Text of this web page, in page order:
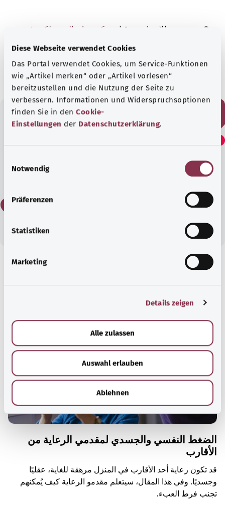
Diese Webseite verwendet Cookies
Das Portal verwendet Cookies, um Service-Funktionen
wie „Artikel merken“ oder „Artikel vorlesen“
bereitzustellen und die Nutzung der Seite zu
verbessern. Informationen und Widerspruchsoptionen
finden Sie in den Cookie-
Einstellungen der Datenschutzerklärung.
Notwendig
Präferenzen
Statistiken
Marketing
Details zeigen
Alle zulassen
Auswahl erlauben
Ablehnen
خضع للاختبار من قبل
مركز حماية المستهلكين في
الحالة: 01.01.2025
هل وجدت هذا المقال مفيدًا؟
معرفة جيدة
مقال موصى به
الضغط النفسي والجسدي لمقدمي الرعاية من
الأقارب
قد تكون رعاية أحد الأقارب في المنزل مرهقة للغاية، عقليًا
وجسديًا. وفي هذا المقال، سيتعلم مقدمو الرعاية كيف يُمكنهم
تجنب فرط العبء.